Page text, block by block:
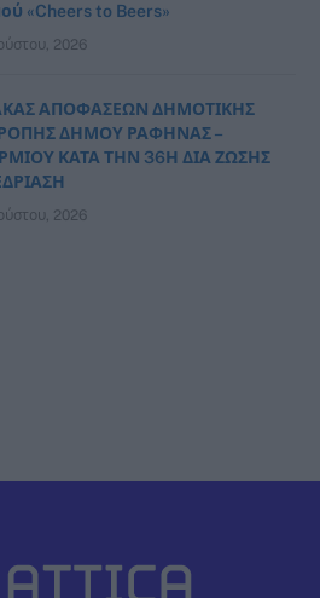
«Cheers to Beers»
2026
ΑΠΟΦΑΣΕΩΝ ΔΗΜΟΤΙΚΗΣ
ΔΗΜΟΥ ΡΑΦΗΝΑΣ –
ΚΑΤΑ ΤΗΝ 36Η ΔΙΑ ΖΩΣΗΣ
2026